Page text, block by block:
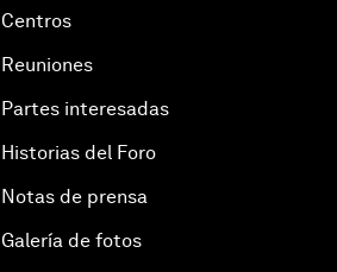
Centros
Reuniones
Partes interesadas
Historias del Foro
Notas de prensa
Galería de fotos